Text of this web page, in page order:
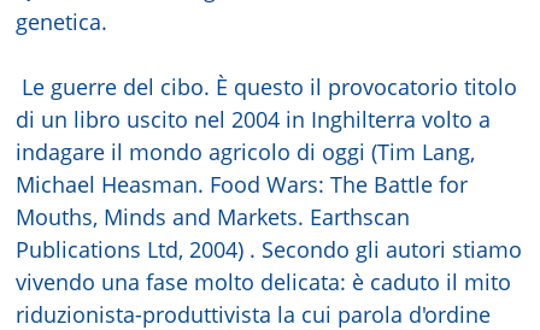
genetica.
Le guerre del cibo. È questo il provocatorio titolo
di un libro uscito nel 2004 in Inghilterra volto a
indagare il mondo agricolo di oggi (Tim Lang,
Michael Heasman. Food Wars: The Battle for
Mouths, Minds and Markets. Earthscan
Publications Ltd, 2004) . Secondo gli autori stiamo
vivendo una fase molto delicata: è caduto il mito
riduzionista-produttivista la cui parola d'ordine